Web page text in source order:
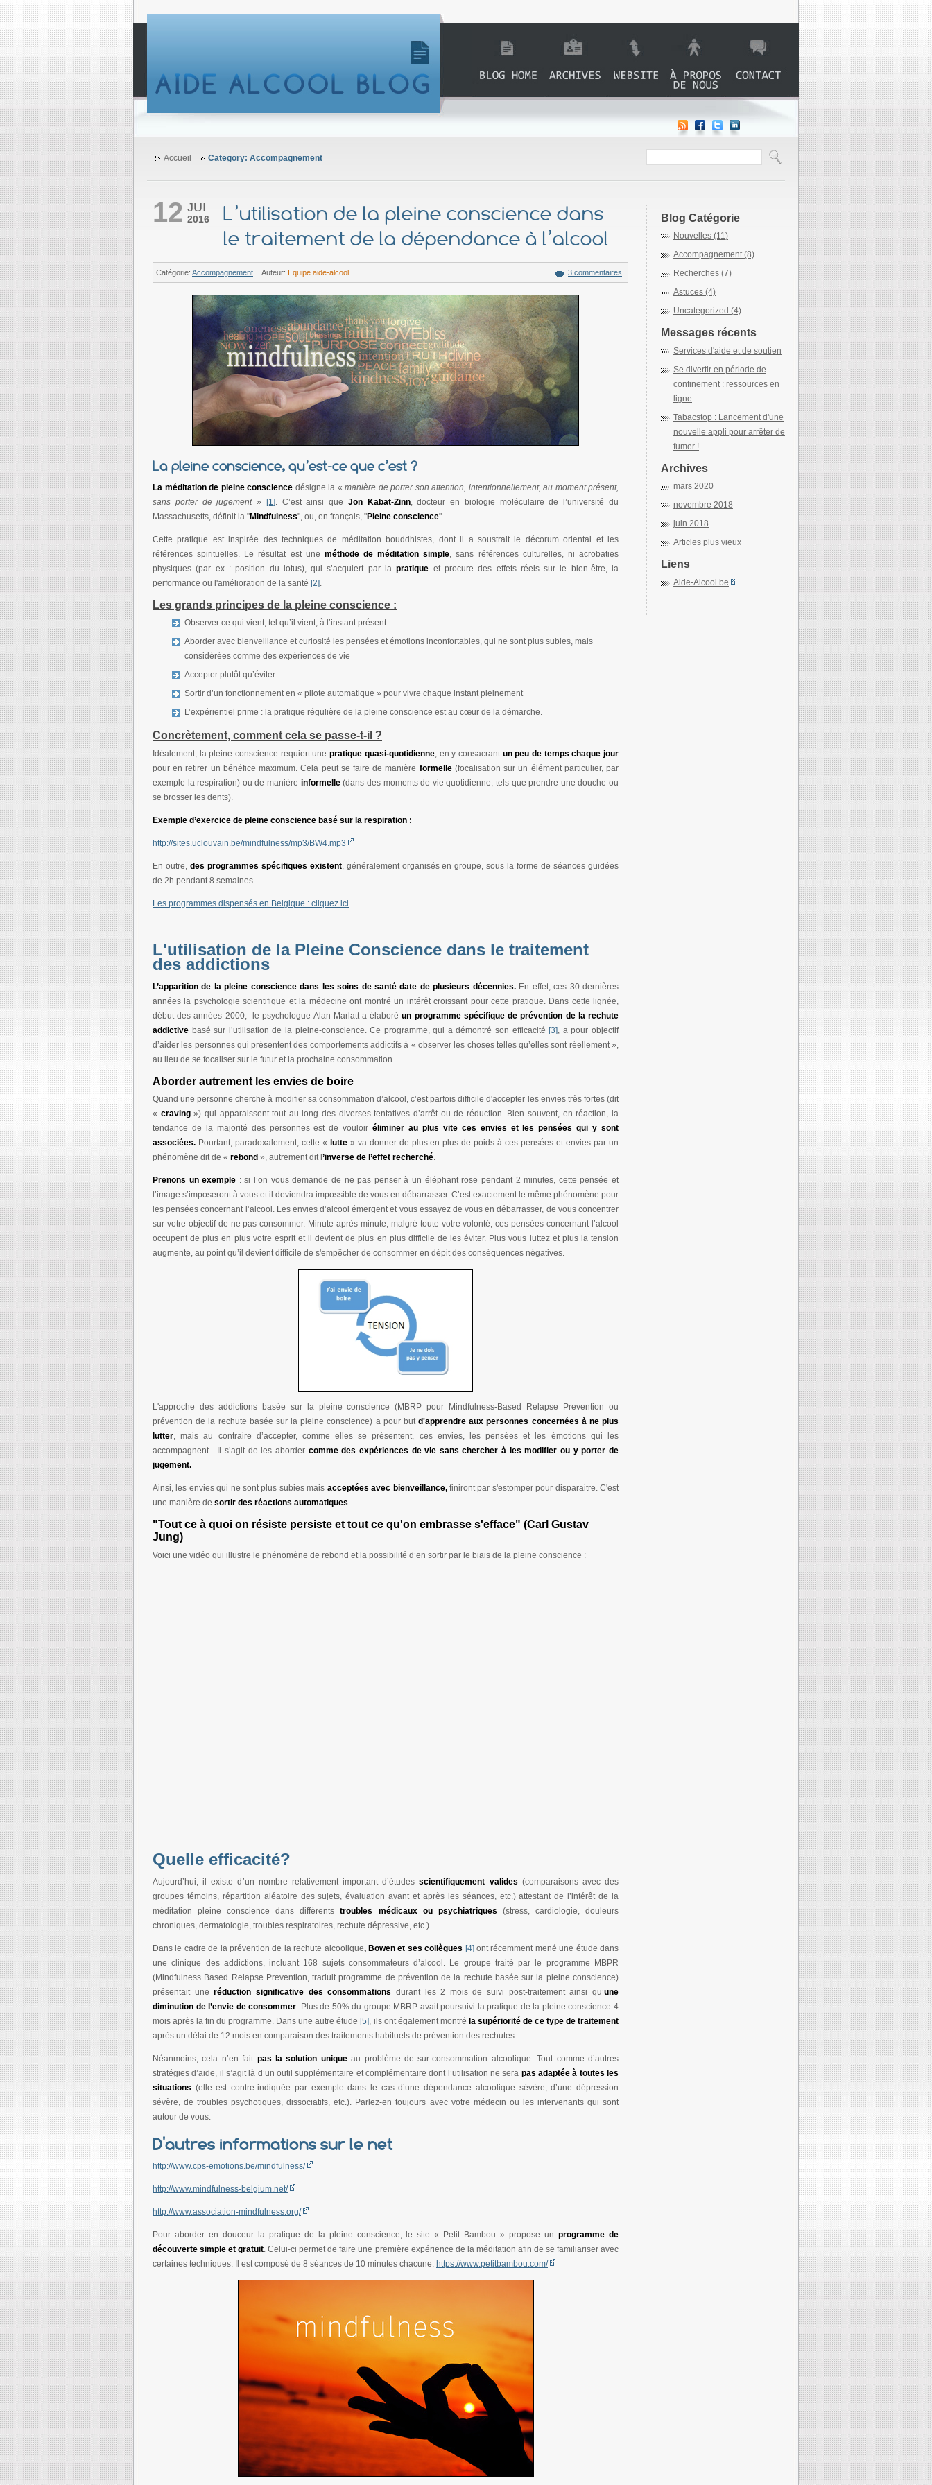
12 JUI
2016
L’utilisation de la pleine conscience dans
le traitement de la dépendance à l’alcool
Catégorie: Accompagnement Auteur: Equipe aide-alcool 3 commentaires
La pleine conscience, qu’est-ce que c’est ?
La méditation de pleine conscience désigne la « manière de porter son attention, intentionnellement, au moment présent,
sans porter de jugement» [1]. C’est ainsi que Jon Kabat-Zinn, docteur en biologie moléculaire de l’université du
Massachusetts, définit la "Mindfulness", ou, en français, "Pleine conscience".
Cette pratique est inspirée des techniques de méditation bouddhistes, dont il a soustrait le décorum oriental et les
références spirituelles. Le résultat est une méthode de méditation simple, sans références culturelles, ni acrobaties
physiques (par ex : position du lotus), qui s’acquiert par lapratique et procure des effets réels sur le bien-être, la
performance ou l'amélioration de la santé [2].
Les grands principes de la pleine conscience :
Observer ce qui vient, tel qu’il vient, à l’instant présent
Aborder avec bienveillance et curiosité les pensées et émotions inconfortables, qui ne sont plus subies, mais
considérées comme des expériences de vie
Accepter plutôt qu’éviter
Sortir d’un fonctionnement en « pilote automatique » pour vivre chaque instant pleinement
L’expérientiel prime : la pratique régulière de la pleine conscience est au cœur de la démarche.
Concrètement, comment cela se passe-t-il ?
Idéalement, la pleine conscience requiert unepratique quasi-quotidienne, en y consacrant un peu de temps chaque jour
pour en retirer un bénéfice maximum. Cela peut se faire de manière formelle (focalisation sur un élément particulier, par
exemple la respiration) ou de manière informelle(dans des moments de vie quotidienne, tels que prendre une douche ou
se brosser les dents).
Exemple d’exercice de pleine conscience basé sur la respiration :
http://sites.uclouvain.be/mindfulness/mp3/BW4.mp3
En outre, des programmes spécifiques existent, généralement organisés en groupe, sous la forme de séances guidées
de 2h pendant 8 semaines.
Les programmes dispensés en Belgique : cliquez ici
L'utilisation de la Pleine Conscience dans le traitement
des addictions
L’apparition de la pleine conscience dans les soins de santé date de plusieurs décennies. En effet, ces 30 dernières
années la psychologie scientifique et la médecine ont montré un intérêt croissant pour cette pratique.
Dans cette lignée,
début des années 2000,
le psychologue Alan Marlatt a élaboréun programme spécifique de prévention de la rechute
addictive basé sur l’utilisation de la pleine-conscience. Ce programme, qui a démontré son efficacité[3] , a pour objectif
d’aider les personnes qui présentent des comportements addictifs à « observer les choses telles qu’elles sont réellement »,
au lieu de se focaliser sur le futur et la prochaine consommation.
Aborder autrement les envies de boire
Quand une personne cherche à modifier sa consommation d’alcool, c’est parfois difficile d'accepter les envies très fortes (dit
« craving») qui apparaissent tout au long des diverses tentatives d’arrêt ou de réduction. Bien souvent, en réaction, la
tendance de la majorité des personnes est de vouloiréliminer au plus vite ces envies et les pensées qui y sont
associées. Pourtant, paradoxalement, cette « lutte » va donner de plus en plus de poids à ces pensées et envies par un
phénomène dit de « rebond », autrement dit l ’inverse de l’effet recherché.
Prenons un exemple : si l’on vous demande de ne pas penser à un éléphant rose pendant 2 minutes, cette pensée et
l’image s’imposeront à vous et il deviendra impossible de vous en débarrasser. C’est exactement le même phénomène pour
les pensées concernant l’alcool. Les envies d’alcool émergent et vous essayez de vous en débarrasser, de vous concentrer
sur votre objectif de ne pas consommer. Minute après minute, malgré toute votre volonté, ces pensées concernant l’alcool
occupent de plus en plus votre esprit et il devient de plus en plus difficile de les éviter. Plus vous luttez et plus la tension
augmente, au point qu’il devient difficile de s'empêcher de consommer en dépit des conséquences négatives.
L'approche des addictions basée sur la pleine conscience (MBRP pour Mindfulness-Based Relapse Prevention ou
prévention de la rechute basée sur la pleine conscience) a pour but d'apprendre aux personnes concernées à ne plus
lutter, mais au contraire d’accepter, comme elles se présentent, ces envies, les pensées et les émotions qui les
accompagnent. Il s’agit de les aborder comme des expériences de vie sans chercher à les modifier ou y porter de
jugement.
Ainsi, les envies qui ne sont plus subies mais acceptées avec bienveillance,finiront par s'estomper pour disparaitre. C'est
une manière de sortir des réactions automatiques.
"Tout ce à quoi on résiste persiste et tout ce qu'on embrasse s'efface" (Carl Gustav
Jung)
Voici une vidéo qui illustre le phénomène de rebond et la possibilité d’en sortir par le biais de la pleine conscience :
Quelle efficacité?
Aujourd’hui, il existe d’un nombre relativement important d’étudesscientifiquement valides (comparaisons avec des
groupes témoins, répartition aléatoire des sujets, évaluation avant et après les séances, etc.) attestant de l’intérêt de la
méditation pleine conscience dans différentstroubles médicaux ou psychiatriques (stress, cardiologie, douleurs
chroniques, dermatologie, troubles respiratoires, rechute dépressive, etc.).
Dans le cadre de la prévention de la rechute alcoolique, Bowen et ses collègues [4]ont récemment mené une étude dans
une clinique des addictions, incluant 168 sujets consommateurs d’alcool. Le groupe traité par le programme MBPR
(Mindfulness Based Relapse Prevention, traduit programme de prévention de la rechute basée sur la pleine conscience)
présentait uneréduction significative des consommations durant les 2 mois de suivi post-traitement ainsi qu’une
diminution de l’envie de consommer . Plus de 50% du groupe MBRP avait poursuivi la pratique de la pleine conscience 4
mois après la fin du programme. Dans une autre étude[5] , ils ont également montré la supériorité de ce type de traitement
après un délai de 12 mois en comparaison des traitements habituels de prévention des rechutes.
Néanmoins, cela n’en fait pas la solution uniqueau problème de sur-consommation alcoolique. Tout comme d’autres
stratégies d’aide, il s’agit là d’un outil supplémentaire et complémentaire dont l’utilisation ne sera pas adaptée à toutes les
situations (elle est contre-indiquée par exemple dans le cas d’une dépendance alcoolique sévère, d’une dépression
sévère, de troubles psychotiques, dissociatifs, etc.). Parlez-en toujours avec votre médecin ou les intervenants qui sont
autour de vous.
D'autres informations sur le net
http://www.cps-emotions.be/mindfulness/
http://www.mindfulness-belgium.net/
http://www.association-mindfulness.org/
Pour aborder en douceur la pratique de la pleine conscience, le site « Petit Bambou » propose un programme de
découverte simple et gratuit . Celui-ci permet de faire une première expérience de la méditation afin de se familiariser avec
certaines techniques. Il est composé de 8 séances de 10 minutes chacune. https://www.petitbambou.com/
Blog Catégorie
Nouvelles (11)
Accompagnement (8)
Recherches (7)
Astuces (4)
Uncategorized (4)
Messages récents
Services d'aide et de soutien
Se divertir en période de
confinement : ressources en
ligne
Tabacstop : Lancement d'une
nouvelle appli pour arrêter de
fumer !
Archives
mars 2020
novembre 2018
juin 2018
Articles plus vieux
Liens
Aide-Alcool.be
Accueil Category: Accompagnement
Alcool
nous